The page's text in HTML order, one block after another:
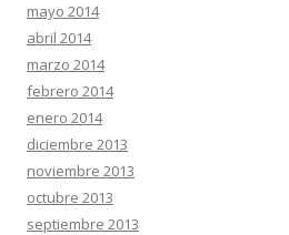
mayo 2014
abril 2014
marzo 2014
febrero 2014
enero 2014
diciembre 2013
noviembre 2013
octubre 2013
septiembre 2013